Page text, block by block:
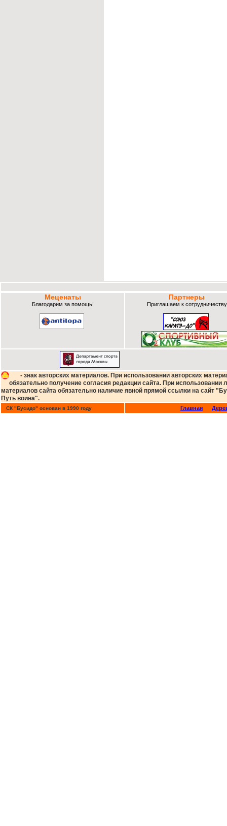
Меценаты
Благодарим за помощь!
Партнеры
Приглашаем к
- знак авторских материалов. При использовании авторских
обязательно получение согласия редакции сайта. При использовании
материалов сайта обязательно наличие явной прямой ссылки на сайт
Путь воина".
СК "Бусидо" основан в 1990 году Главная